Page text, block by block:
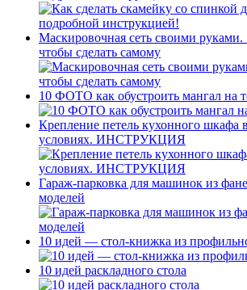
Маскировочная сеть своими руками.
чтобы сделать самому
10 ФОТО как обустроить мангал на
Крепление петель кухонного шкафа
условиях. ИНСТРУКЦИЯ
Гараж-парковка для машинок из
моделей
10 идей — стол-книжка из
10 идей раскладного стола